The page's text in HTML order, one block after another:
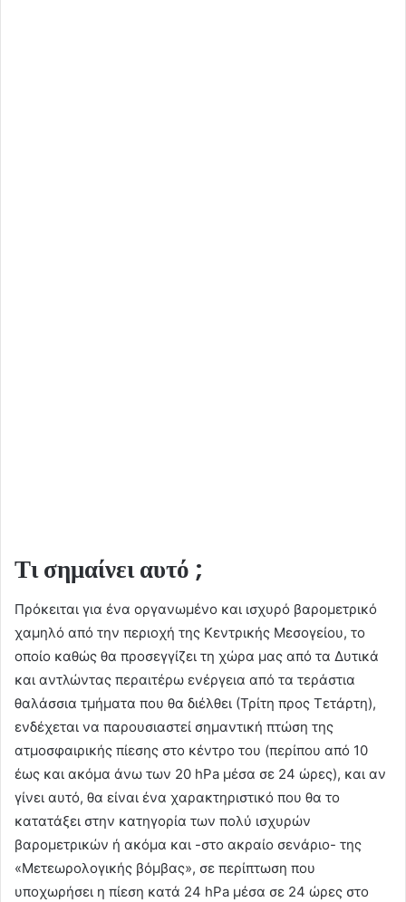
Τι σημαίνει αυτό ;
Πρόκειται για ένα οργανωμένο και ισχυρό βαρομετρικό
χαμηλό από την περιοχή της Κεντρικής Μεσογείου, το
οποίο καθώς θα προσεγγίζει τη χώρα μας από τα Δυτικά
και αντλώντας περαιτέρω ενέργεια από τα τεράστια
θαλάσσια τμήματα που θα διέλθει (Τρίτη προς Τετάρτη),
ενδέχεται να παρουσιαστεί σημαντική πτώση της
ατμοσφαιρικής πίεσης στο κέντρο του (περίπου από 10
έως και ακόμα άνω των 20 hPa μέσα σε 24 ώρες), και αν
γίνει αυτό, θα είναι ένα χαρακτηριστικό που θα το
κατατάξει στην κατηγορία των πολύ ισχυρών
βαρομετρικών ή ακόμα και -στο ακραίο σενάριο- της
«Μετεωρολογικής βόμβας», σε περίπτωση που
υποχωρήσει η πίεση κατά 24 hPa μέσα σε 24 ώρες στο